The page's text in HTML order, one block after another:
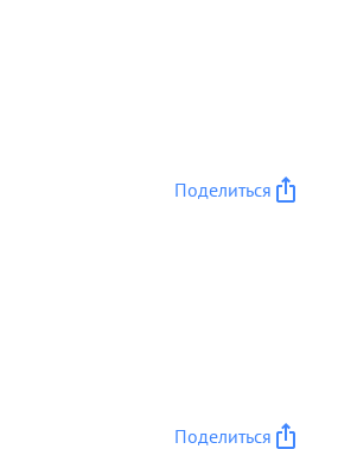
Поделиться
Поделиться